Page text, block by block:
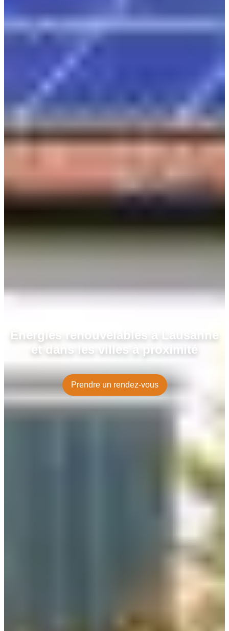
Énergies renouvelables à Lausanne
et dans les villes à proximité
Prendre un rendez-vous